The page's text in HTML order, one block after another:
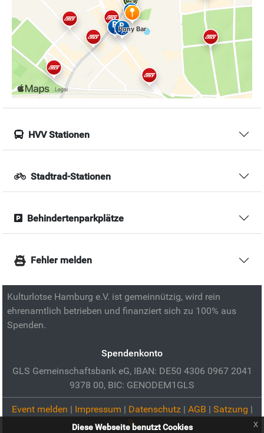
HVV Stationen
Stadtrad-Stationen
Behindertenparkplätze
Fehler melden
Kulturlotse Hamburg e.V. ist gemeinnützig, wird rein
ehrenamtlich betrieben und finanziert sich zu 100% aus
Spenden.
Spendenkonto
GLS Gemeinschaftsbank eG, IBAN: DE50 4306 0967 2041
9378 00, BIC: GENODEM1GLS
Event melden | Impressum | Datenschutz| AGB | Satzung |
Diese Webseite benutzt Cookies x